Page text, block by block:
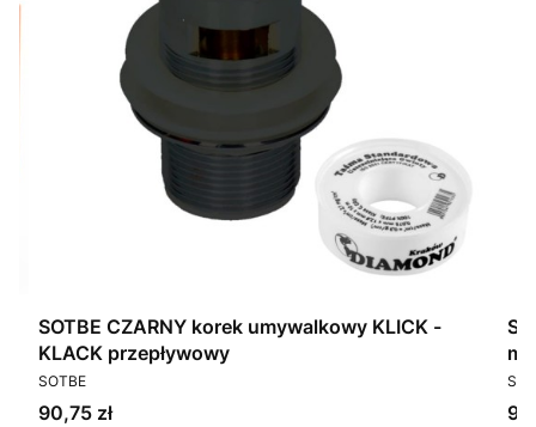
SOTBE CZARNY korek umywalkowy KLICK -
KLACK przepływowy
PRODUCENT
SOTBE
Cena
90,75 zł